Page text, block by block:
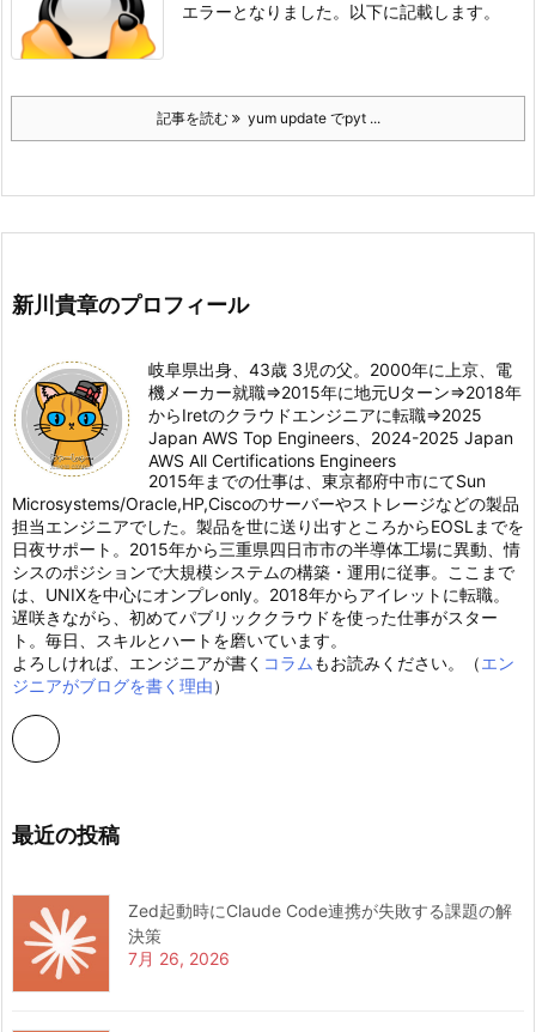
エラーとなりました。以下に記載します。
記事を読む yum update でpyt ...
新川貴章のプロフィール
岐阜県出身、43歳 3児の父。2000年に上京、電
機メーカー就職⇒2015年に地元Uターン⇒2018年
からIretのクラウドエンジニアに転職⇒2025
Japan AWS Top Engineers、2024-2025 Japan
AWS All Certifications Engineers
2015年までの仕事は、東京都府中市にてSun
Microsystems/Oracle,HP,Ciscoのサーバーやストレージなどの製品
担当エンジニアでした。製品を世に送り出すところからEOSLまでを
日夜サポート。2015年から三重県四日市市の半導体工場に異動、情
シスのポジションで大規模システムの構築・運用に従事。ここまで
は、UNIXを中心にオンプレonly。2018年からアイレットに転職。
遅咲きながら、初めてパブリッククラウドを使った仕事がスター
ト。毎日、スキルとハートを磨いています。
よろしければ、エンジニアが書く コラム もお読みください。（エン
ジニアがブログを書く理由）
最近の投稿
Zed起動時にClaude Code連携が失敗する課題の解
決策
7月 26, 2026